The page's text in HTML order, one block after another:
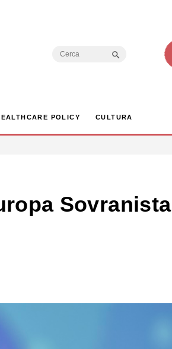
Search
POLICY CULTURA
Sovranista